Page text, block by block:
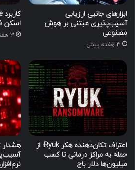
ابزارهای جانبی ارزیابی
آسیب‌پذیری مبتنی بر هوش
مصنوعی
3 هفته پیش
اسکن
3 هفته پیش
اعتراف تکان‌دهنده هکر Ryuk: از
حمله به مراکز درمانی تا کسب
میلیون‌ها دلار باج